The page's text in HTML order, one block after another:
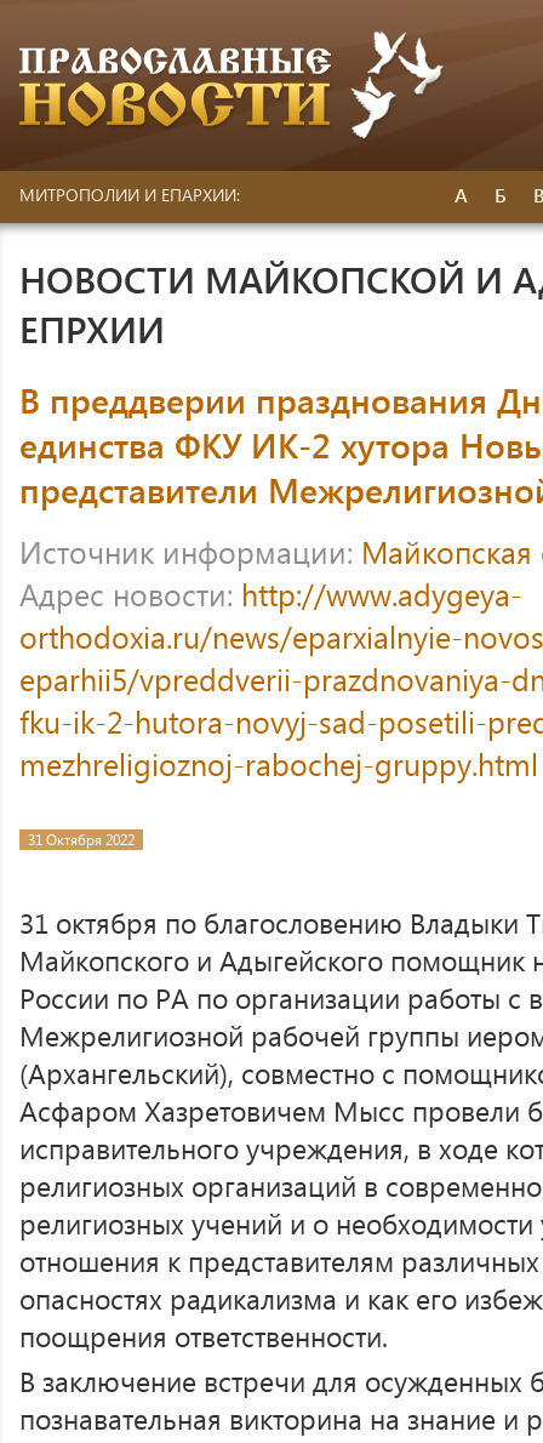
МИТРОПОЛИИ И ЕПАРХИИ: А Б
НОВОСТИ МАЙКОПСКОЙ И
ЕПРХИИ
В преддверии празднования
единства ФКУ ИК-2 хутора
представители
Источник информации: Майкопская
Адрес новости: http://www.adygeya-
orthodoxia.ru/news/eparxialnyie-
eparhii5/vpreddverii-prazdnovaniya-
fku-ik-2-hutora-novyj-sad-posetili-
mezhreligioznoj-rabochej-gruppy.html
31 Октября 2022
31 октября по благословению Владыки
Майкопского и Адыгейского
России по РА по организации работы
Межрелигиозной рабочей группы
(Архангельский), совместно с
Асфаром Хазретовичем Мысс провели
исправительного учреждения, в ходе
религиозных организаций в
религиозных учений и о необходимости
отношения к представителям
опасностях радикализма и как его
поощрения ответственности.
В заключение встречи для осужденных
познавательная викторина на знание и